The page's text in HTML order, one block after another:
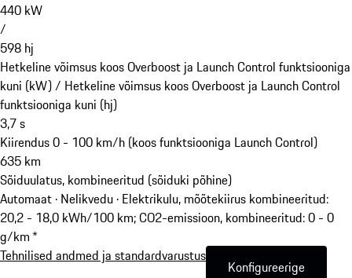
440 kW
/
598 hj
Hetkeline võimsus koos Overboost ja Launch Control funktsiooniga
kuni (kW) / Hetkeline võimsus koos Overboost ja Launch Control
funktsiooniga kuni (hj)
3,7s
Kiirendus 0 - 100 km/h (koos funktsiooniga Launch Control)
635 km
Sõiduulatus, kombineeritud (sõiduki põhine)
Automaat · Nelikvedu · Elektrikulu, mõõtekiirus kombineeritud:
20,2 - 18,0 kWh/100 km; CO2-emissioon, kombineeritud: 0 - 0
g/km *
Tehnilised andmed ja standardvarustus
Konfigureerige